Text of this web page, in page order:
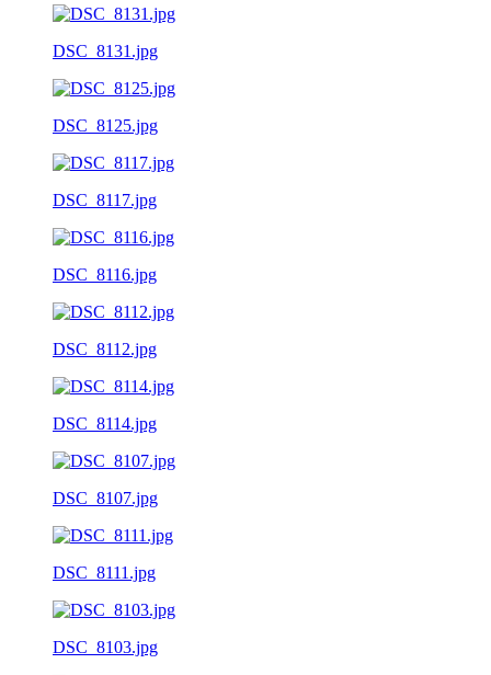
DSC_8131.jpg
DSC_8125.jpg
DSC_8117.jpg
DSC_8116.jpg
DSC_8112.jpg
DSC_8114.jpg
DSC_8107.jpg
DSC_8111.jpg
DSC_8103.jpg